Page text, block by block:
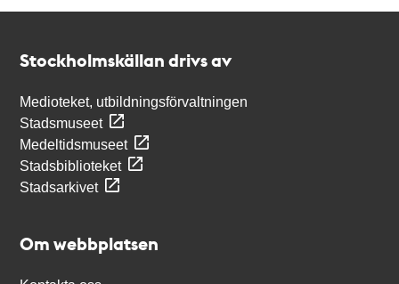
Stockholmskällan drivs av
Medioteket, utbildningsförvaltningen
Stadsmuseet
Medeltidsmuseet
Stadsbiblioteket
Stadsarkivet
Om webbplatsen